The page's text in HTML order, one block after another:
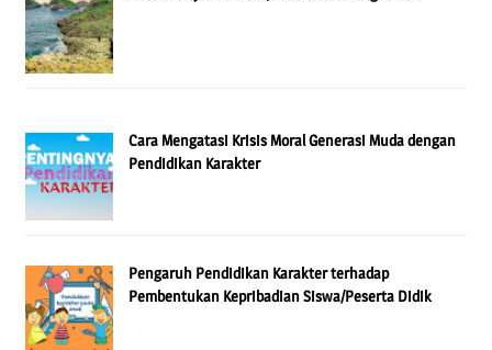
Cara Mengatasi Krisis Moral Generasi Muda dengan
Pendidikan Karakter
Pengaruh Pendidikan Karakter terhadap
Pembentukan Kepribadian Siswa/Peserta Didik